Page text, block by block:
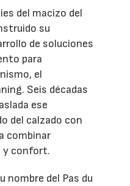
del macizo del
su
de soluciones
para
el
Seis décadas
ese
del calzado con
combinar
y confort.
nombre del Pas du